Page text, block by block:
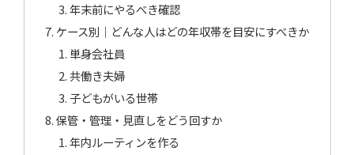
年末前にやるべき確認
ケース別｜どんな人はどの年収帯を目安にすべきか
単身会社員
共働き夫婦
子どもがいる世帯
保管・管理・見直しをどう回すか
年内ルーティンを作る